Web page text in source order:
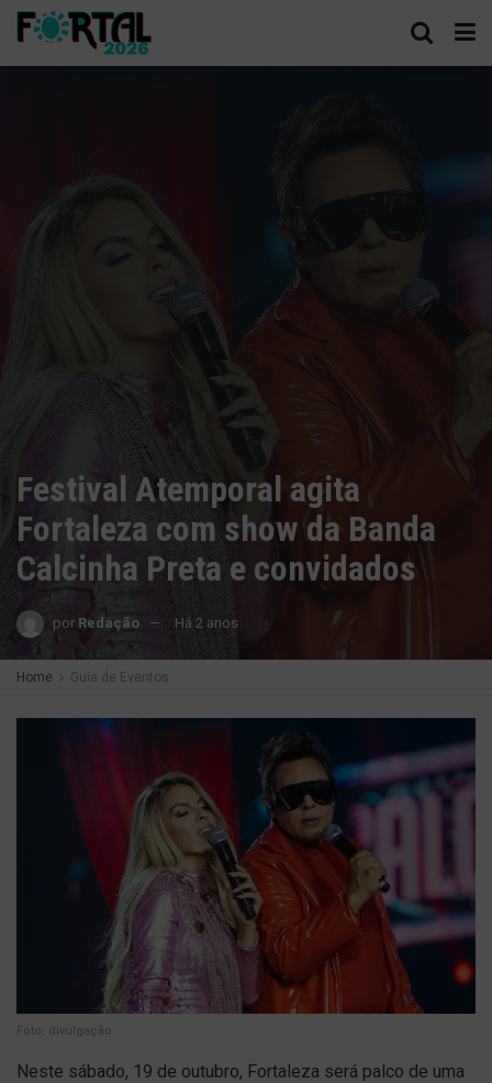
Festival Atemporal agita
Fortaleza com show da Banda
Calcinha Preta e convidados
por Redação Há 2 anos
Home Guia de Eventos
Foto: divulgação
Neste sábado, 19 de outubro, Fortaleza será palco de uma